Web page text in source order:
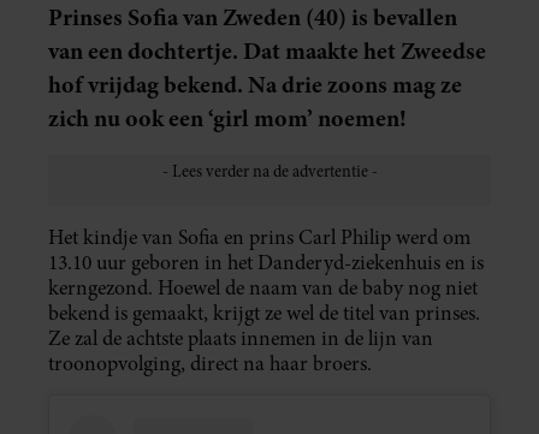
Prinses Sofia van Zweden (40) is bevallen
van een dochtertje. Dat maakte het Zweedse
hof vrijdag bekend. Na drie zoons mag ze
zich nu ook een ‘girl mom’ noemen!
Het kindje van Sofia en prins Carl Philip werd om
13.10 uur geboren in het Danderyd-ziekenhuis en is
kerngezond. Hoewel de naam van de baby nog niet
bekend is gemaakt, krijgt ze wel de titel van prinses.
Ze zal de achtste plaats innemen in de lijn van
troonopvolging, direct na haar broers.